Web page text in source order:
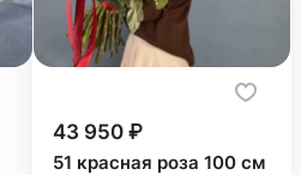
43 950 ₽
51 красная роза 100 см